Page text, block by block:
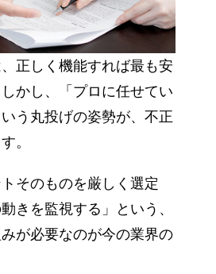
正しく機能すれば最も安
かし、「プロに任せてい
う丸投げの姿勢が、不正
。
トそのものを厳しく選定
きを監視する」という、
が必要なのが今の業界の